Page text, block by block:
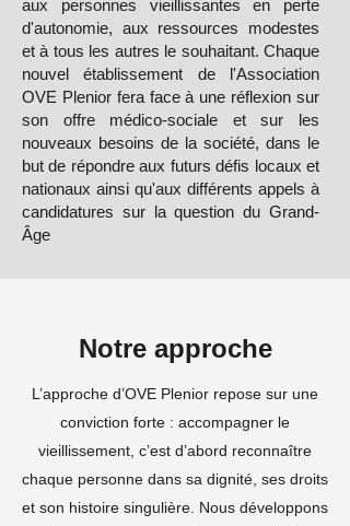
aux personnes vieillissantes en perte
d'autonomie, aux ressources modestes
et à tous les autres le souhaitant. Chaque
nouvel établissement de l'Association
OVE Plenior fera face à une réflexion sur
son offre médico-sociale et sur les
nouveaux besoins de la société, dans le
but de répondre aux futurs défis locaux et
nationaux ainsi qu'aux différents appels à
candidatures sur la question du Grand-
Âge
Notre approche
L’approche d’OVE Plenior repose sur une
conviction forte : accompagner le
vieillissement, c’est d’abord reconnaître
chaque personne dans sa dignité, ses droits
et son histoire singulière. Nous développons